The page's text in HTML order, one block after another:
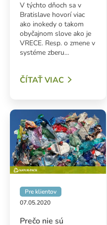
V týchto dňoch sa v
Bratislave hovorí viac
ako inokedy o takom
obyčajnom slove ako je
VRECE. Resp. o zmene v
systéme zberu…
ČÍTAŤ VIAC
Pre klientov
07.05.2020
Prečo nie sú